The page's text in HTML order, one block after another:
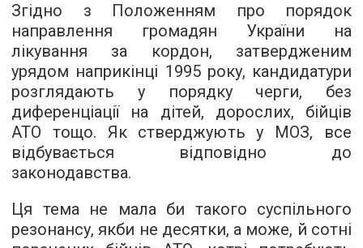
Згідно з Положенням про порядок
направлення громадян України на
лікування за кордон, затвердженим
урядом наприкінці 1995 року, кандидатури
розглядають у порядку черги, без
диференціації на дітей, дорослих, бійців
АТО тощо. Як стверджують у МОЗ, все
відбувається відповідно до
законодавства.
Ця тема не мала би такого суспільного
резонансу, якби не десятки, а може, й сотні